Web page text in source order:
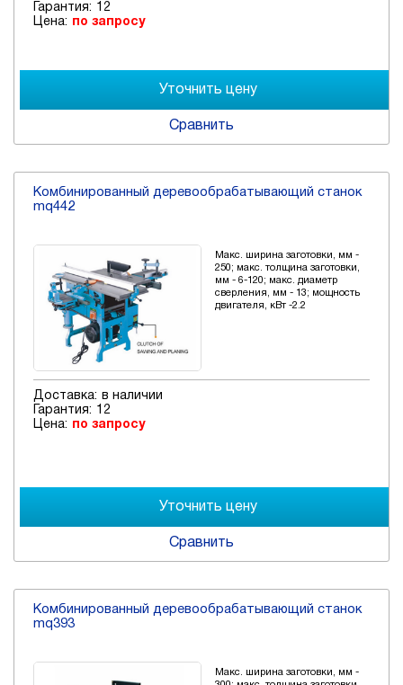
Гарантия: 12
Цена: по запросу
Сравнить
Комбинированный деревообрабатывающий станок
mq442
Макс. ширина заготовки, мм -
250; макс. толщина заготовки,
мм - 6-120; макс. диаметр
сверления, мм - 13; мощность
двигателя, кВт -2.2
Доставка: в наличии
Гарантия: 12
Цена: по запросу
Сравнить
Комбинированный деревообрабатывающий станок
mq393
Макс. ширина заготовки, мм -